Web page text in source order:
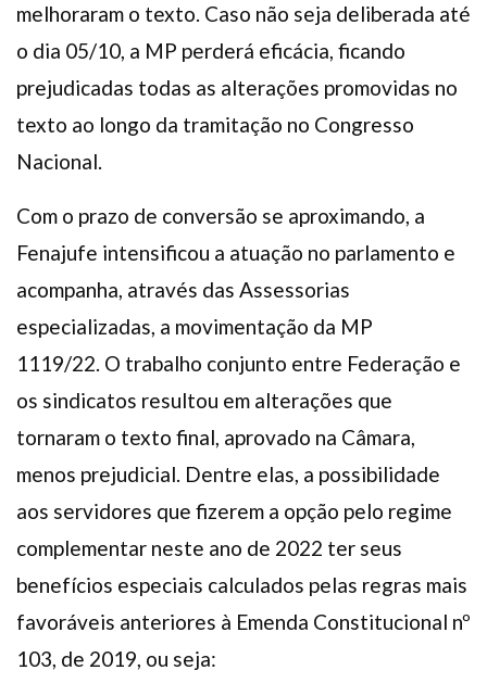
melhoraram o texto. Caso não seja deliberada até
o dia 05/10, a MP perderá eficácia, ficando
prejudicadas todas as alterações promovidas no
texto ao longo da tramitação no Congresso
Nacional.
Com o prazo de conversão se aproximando, a
Fenajufe intensificou a atuação no parlamento e
acompanha, através das Assessorias
especializadas, a movimentação da MP
1119/22. O trabalho conjunto entre Federação e
os sindicatos resultou em alterações que
tornaram o texto final, aprovado na Câmara,
menos prejudicial. Dentre elas, a possibilidade
aos servidores que fizerem a opção pelo regime
complementar neste ano de 2022 ter seus
benefícios especiais calculados pelas regras mais
favoráveis anteriores à Emenda Constitucional nº
103, de 2019, ou seja: